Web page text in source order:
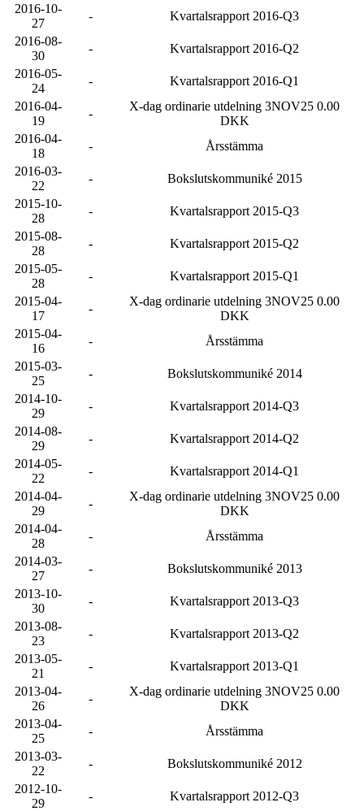
2016-10-
27
-
Kvartalsrapport 2016-Q3
2016-08-
30
-
Kvartalsrapport 2016-Q2
2016-05-
24
-
Kvartalsrapport 2016-Q1
2016-04-
19
-
X-dag ordinarie utdelning 3NOV25 0.00
DKK
2016-04-
18
-
Årsstämma
2016-03-
22
-
Bokslutskommuniké 2015
2015-10-
28
-
Kvartalsrapport 2015-Q3
2015-08-
28
-
Kvartalsrapport 2015-Q2
2015-05-
28
-
Kvartalsrapport 2015-Q1
2015-04-
17
-
X-dag ordinarie utdelning 3NOV25 0.00
DKK
2015-04-
16
-
Årsstämma
2015-03-
25
-
Bokslutskommuniké 2014
2014-10-
29
-
Kvartalsrapport 2014-Q3
2014-08-
29
-
Kvartalsrapport 2014-Q2
2014-05-
22
-
Kvartalsrapport 2014-Q1
2014-04-
29
-
X-dag ordinarie utdelning 3NOV25 0.00
DKK
2014-04-
28
-
Årsstämma
2014-03-
27
-
Bokslutskommuniké 2013
2013-10-
30
-
Kvartalsrapport 2013-Q3
2013-08-
23
-
Kvartalsrapport 2013-Q2
2013-05-
21
-
Kvartalsrapport 2013-Q1
2013-04-
26
-
X-dag ordinarie utdelning 3NOV25 0.00
DKK
2013-04-
25
-
Årsstämma
2013-03-
22
-
Bokslutskommuniké 2012
2012-10-
29
-
Kvartalsrapport 2012-Q3